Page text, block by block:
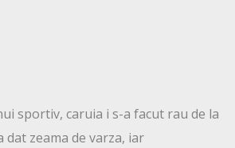
sportiv, caruia i s-a facut rau de la
dat zeama de varza, iar